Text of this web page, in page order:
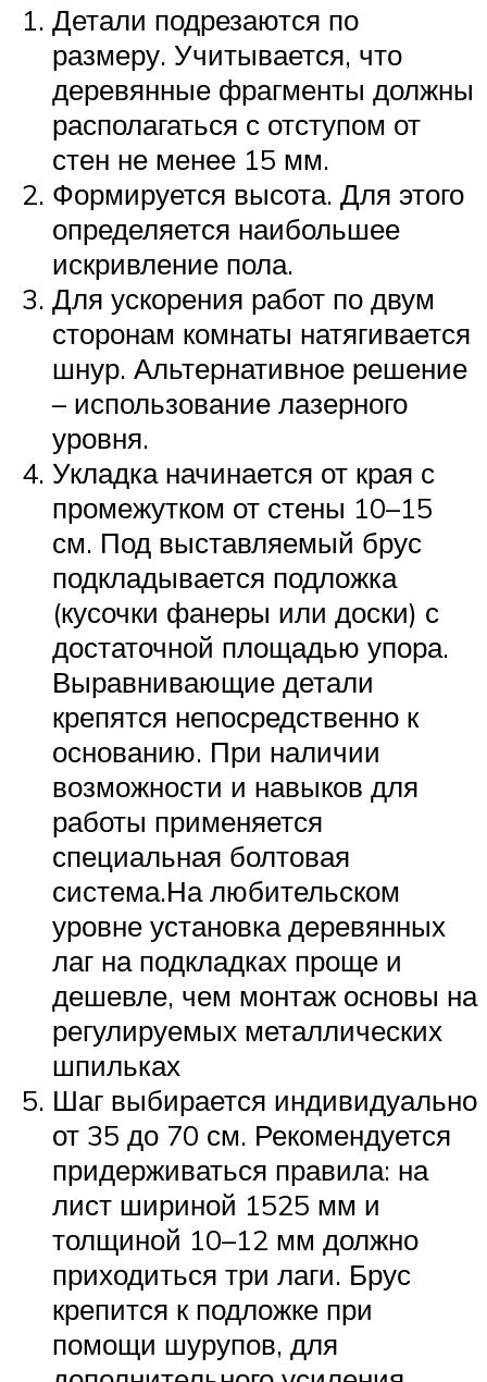
Детали подрезаются по
размеру. Учитывается, что
деревянные фрагменты должны
располагаться с отступом от
стен не менее 15 мм.
Формируется высота. Для этого
определяется наибольшее
искривление пола.
Для ускорения работ по двум
сторонам комнаты натягивается
шнур. Альтернативное решение
– использование лазерного
уровня.
Укладка начинается от края с
промежутком от стены 10–15
см. Под выставляемый брус
подкладывается подложка
(кусочки фанеры или доски) с
достаточной площадью упора.
Выравнивающие детали
крепятся непосредственно к
основанию. При наличии
возможности и навыков для
работы применяется
специальная болтовая
система.На любительском
уровне установка деревянных
лаг на подкладках проще и
дешевле, чем монтаж основы на
регулируемых металлических
шпильках
Шаг выбирается индивидуально
от 35 до 70 см. Рекомендуется
придерживаться правила: на
лист шириной 1525 мм и
толщиной 10–12 мм должно
приходиться три лаги. Брус
крепится к подложке при
помощи шурупов, для